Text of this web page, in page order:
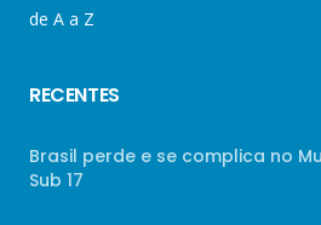
de A a Z
RECENTES
Brasil perde e se complica no
Sub 17